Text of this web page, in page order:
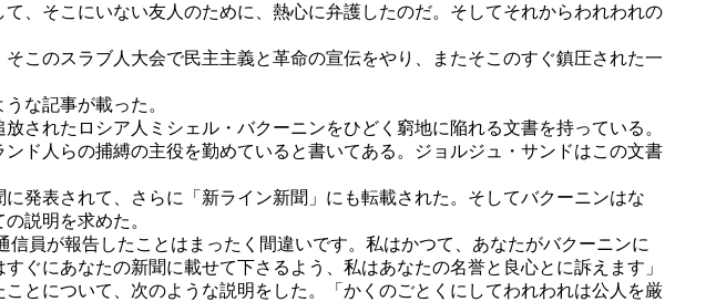
、そこにいない友人のために、熱心に弁護したのだ。そしてそれからわれわれの
このスラブ人大会で民主主義と革命の宣伝をやり、またそこのすぐ鎮圧された一
な記事が載った。
されたロシア人ミシェル・バクーニンをひどく窮地に陥れる文書を持っている。
ド人らの捕縛の主役を勤めていると書いてある。ジョルジュ・サンドはこの文書
発表されて、さらに「新ライン新聞」にも転載された。そしてバクーニンはな
説明を求めた。
員が報告したことはまったく間違いです。私はかつて、あなたがバクーニンに
ぐにあなたの新聞に載せて下さるよう、私はあなたの名誉と良心とに訴えます」
とについて、次のような説明をした。「かくのごとくにしてわれわれは公人を厳